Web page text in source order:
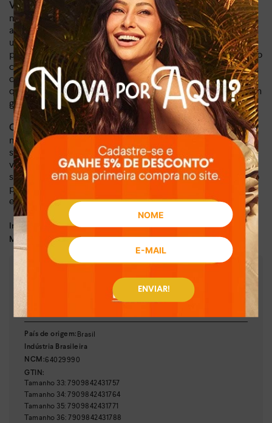
ENVIAR!
Versatilidade para Todas as Ocasiões:
Imagine-se radiante
no trabalho, esbanjando estilo com um toque de cor, ou
aproveitando os momentos de lazer com um calçado que
une beleza e bem-estar. A Sandália Mississipi é a escolha
perfeita para a mulher contemporânea que não abre mão do
conforto em seu dia a dia agitado. Seja para um happy hour
com as amigas ou um evento especial, esta sandália eleva
qualquer look, transmitindo uma aura de feminilidade e bom
gosto.
Conquiste Olhares e Sinta-se Poderosa:
Fabricada em
material sintético de alta qualidade, esta sandália é
sinônimo de durabilidade e estilo atemporal. Invista em
você, adicione um toque de cor e alegria aos seus pés e
sinta a diferença que um calçado Mississipi pode fazer. Não
perca a oportunidade de ter essa joia em seu guarda-roupa
e esteja sempre pronta para brilhar em qualquer situação!
Indicado para:Dia a dia, lazer
Material: Sintético
10,50 cm
País de origem: Brasil
Indústria Brasileira
NCM:64029990
GTIN:
Tamanho 33:7909842431757
Tamanho 34:7909842431764
Tamanho 35:7909842431771
Tamanho 36:7909842431788